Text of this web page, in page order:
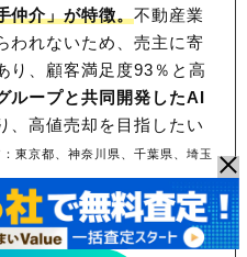
仲介」が特徴。不動産業
われないため、売主に寄
り、顧客満足度93％と高
ループと共同開発したAI
、高値売却を目指したい
東京都、神奈川県、千葉県、埼玉
売却力に定評あり